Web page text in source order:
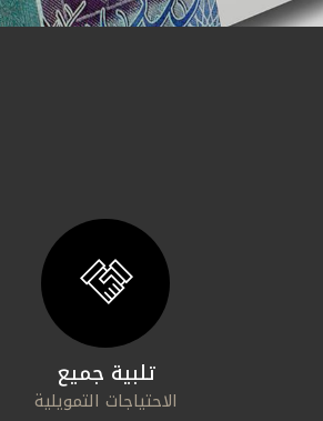
تلبية جميع
الاحتياجات التمويلية